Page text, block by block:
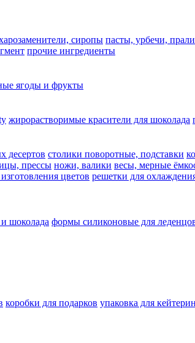
сиропы пасты, урбечи,
прочие ингредиенты
ягоды и фрукты
жирорастворимые красители для шоколада
десертов столики поворотные, подставки
прессы ножи, валики весы, мерные
цветов решетки для
шоколада формы силиконовые для
коробки для подарков упаковка для